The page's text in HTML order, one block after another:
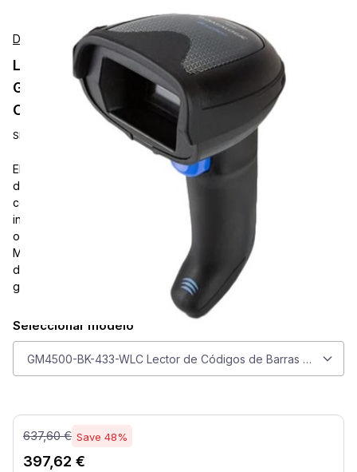
Datalogic
Lector de Códigos de Barras Datalogic
Gryphon GM4500 Imager 2D MP, 433 MHz,
Carga Inalámbrica, 50 m, IP52, Negro
SKU: GM4500-BK-433-WLC
El Gryphon GM4500 es un imager portátil 1D/2D sin cable
diseñado para una lectura rápida de códigos de barras con
comunicación inalámbrica de 433 MHz y carga inductiva
inalámbrica. Su sensor de megapíxeles, escaneo
omnidireccional y tecnología de detección de movimiento
Motionix permiten un uso eficiente en el mostrador, en tareas
de inventario y en flujos de trabajo de escaneo de propósito
general.
Seleccionar modelo
GM4500-BK-433-WLC Lector de Códigos de Barras
637,60 € Save 48%
397,62 €